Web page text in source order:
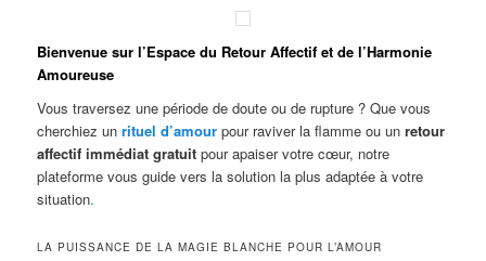
Bienvenue sur l’Espace du Retour Affectif et de l’Harmonie
Amoureuse
Vous traversez une période de doute ou de rupture ? Que vous
cherchiez unrituel d’amour pour raviver la flamme ou unretour
affectif immédiat gratuit pour apaiser votre cœur, notre
plateforme vous guide vers la solution la plus adaptée à votre
situation.
LA PUISSANCE DE LA MAGIE BLANCHE POUR L’AMOUR